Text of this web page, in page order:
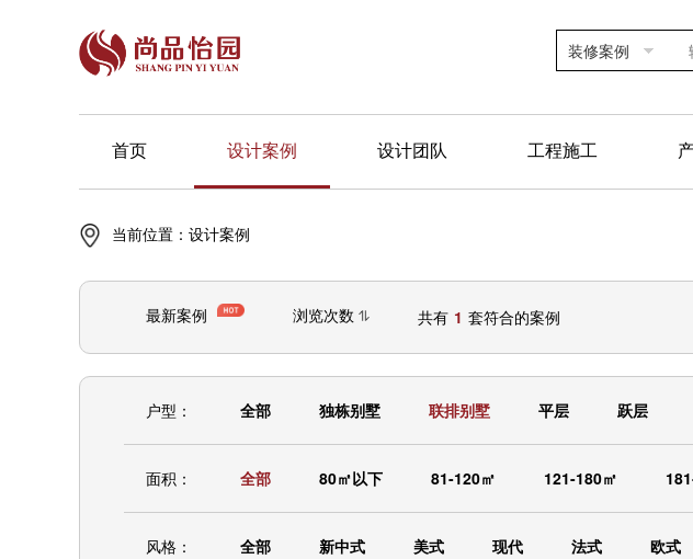
装修案例
首页 设计案例 设计团队 工程施工
当前位置： 设计案例
最新案例 浏览次数 共有 1 套符合的案例
户型： 全部 独栋别墅 联排别墅 平层 跃层
面积： 全部 80㎡以下 81-120㎡ 121-180㎡
风格： 全部 新中式 美式 现代 法式 欧式